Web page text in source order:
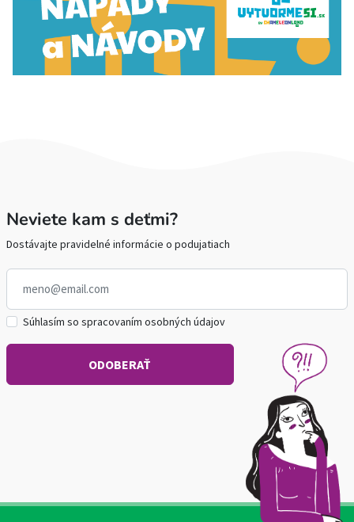
Neviete kam s deťmi?
Dostávajte pravidelné informácie o podujatiach
Súhlasím so spracovaním osobných údajov